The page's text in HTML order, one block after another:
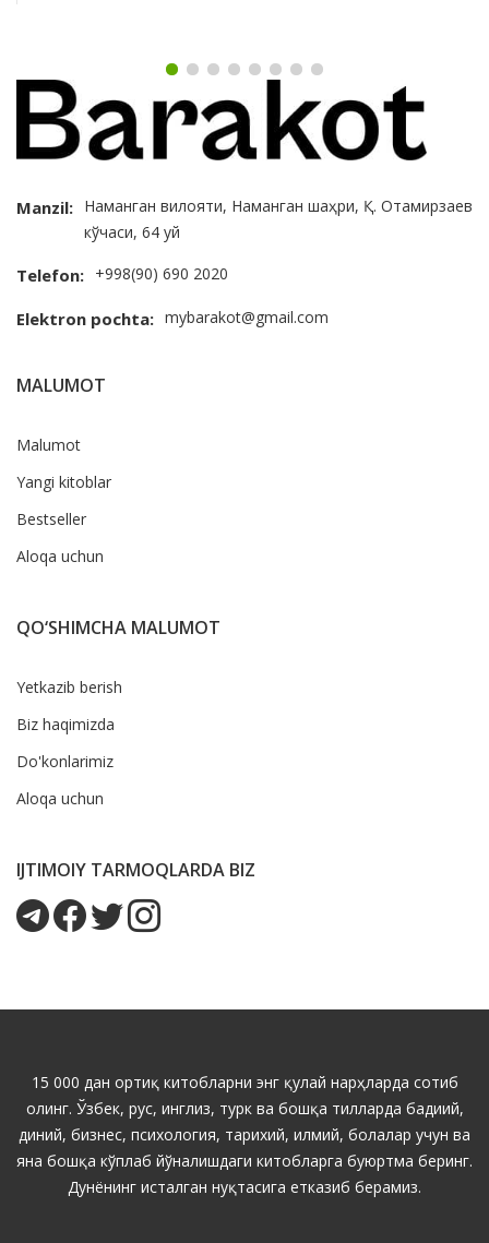
Manzil: Наманган вилояти, Наманган шаҳри, Қ. Отамирзаев
кўчаси, 64 уй
Telefon: +998(90) 690 2020
Elektron pochta: mybarakot@gmail.com
MALUMOT
Malumot
Yangi kitoblar
Bestseller
Aloqa uchun
QO‘SHIMCHA MALUMOT
Yetkazib berish
Biz haqimizda
Do'konlarimiz
Aloqa uchun
IJTIMOIY TARMOQLARDA BIZ
15 000 дан ортиқ китобларни энг қулай нарҳларда сотиб
олинг. Ўзбек, рус, инглиз, турк ва бошқа тилларда бадиий,
диний, бизнес, психология, тарихий, илмий, болалар учун ва
яна бошқа кўплаб йўналишдаги китобларга буюртма беринг.
Дунёнинг исталган нуқтасига етказиб берамиз.